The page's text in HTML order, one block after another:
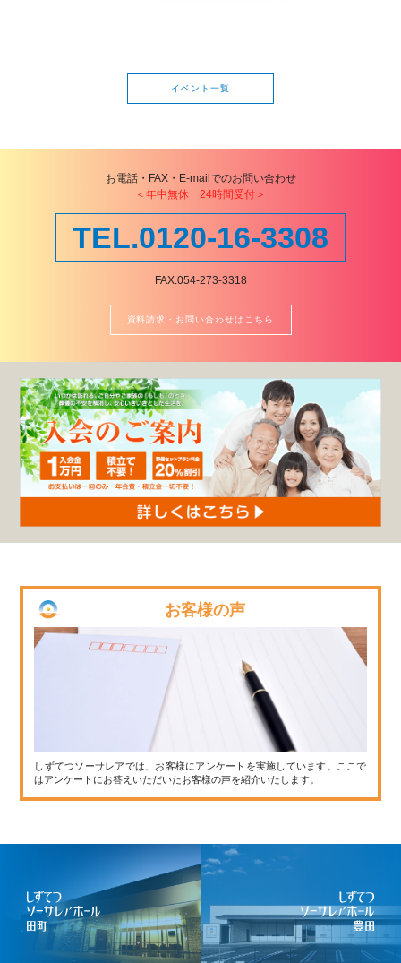
イベント一覧
お電話・FAX・E-mailでのお問い合わせ
＜年中無休 24時間受付＞
TEL.0120-16-3308
FAX.054-273-3318
資料請求・お問い合わせはこちら
お客様の声
しずてつソーサレアでは、お客様にアンケートを実施しています。ここで
はアンケートにお答えいただいたお客様の声を紹介いたします。